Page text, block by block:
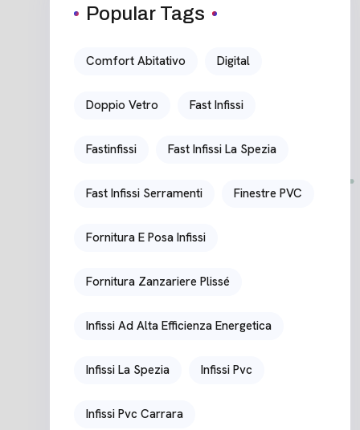
Popular Tags
Comfort Abitativo Digital
Doppio Vetro Fast Infissi
Fastinfissi Fast Infissi La Spezia
Fast Infissi Serramenti Finestre PVC
Fornitura E Posa Infissi
Fornitura Zanzariere Plissé
Infissi Ad Alta Efficienza Energetica
Infissi La Spezia Infissi Pvc
Infissi Pvc Carrara